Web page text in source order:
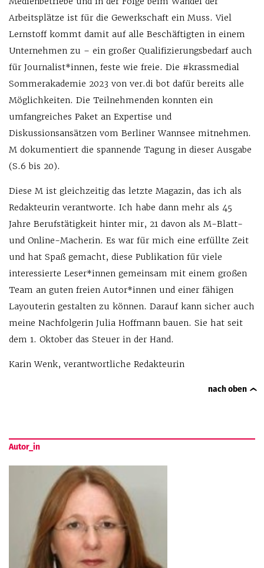
Arbeitsplätze ist für die Gewerkschaft ein Muss. Viel
Lernstoff kommt damit auf alle Beschäftigten in einem
Unternehmen zu – ein großer Qualifizierungsbedarf auch
für Journalist*innen, feste wie freie. Die #krassmedial
Sommerakademie 2023 von ver.di bot dafür bereits alle
Möglichkeiten. Die Teilnehmenden konnten ein
umfangreiches Paket an Expertise und
Diskussionsansätzen vom Berliner Wannsee mitnehmen.
M dokumentiert die spannende Tagung in dieser Ausgabe
(S.6 bis 20).
Diese M ist gleichzeitig das letzte Magazin, das ich als
Redakteurin verantworte. Ich habe dann mehr als 45
Jahre Berufstätigkeit hinter mir, 21 davon als M-Blatt-
und Online-Macherin. Es war für mich eine erfüllte Zeit
und hat Spaß gemacht, diese Publikation für viele
interessierte Leser*innen gemeinsam mit einem großen
Team an guten freien Autor*innen und einer fähigen
Layouterin gestalten zu können. Darauf kann sicher auch
meine Nachfolgerin Julia Hoffmann bauen. Sie hat seit
dem 1. Oktober das Steuer in der Hand.
Karin Wenk, verantwortliche Redakteurin
nach oben
Autor_in